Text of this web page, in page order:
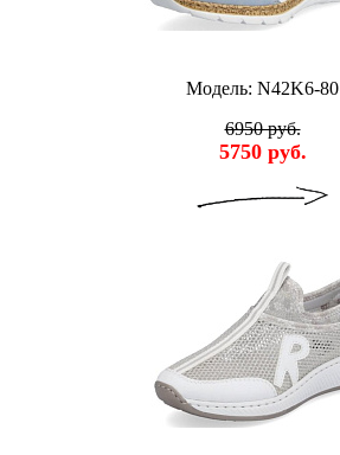
Модель: N42K6-80
6950 руб.
5750 руб.